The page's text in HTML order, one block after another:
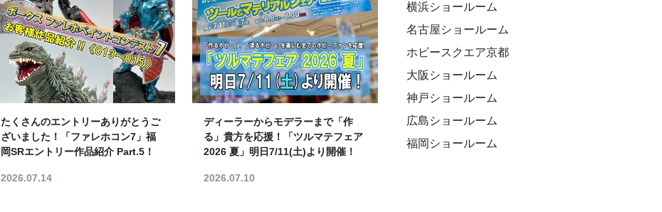
たくさんのエントリーありがとうご
ざいました！「ファレホコン7」福
岡SRエントリー作品紹介 Part.5！
2026.07.14
ディーラーからモデラーまで「作
る」貴方を応援！「ツルマテフェア
2026 夏」明日7/11(土)より開催！
2026.07.10
横浜ショールーム
名古屋ショールーム
ホビースクエア京都
大阪ショールーム
神戸ショールーム
広島ショールーム
福岡ショールーム